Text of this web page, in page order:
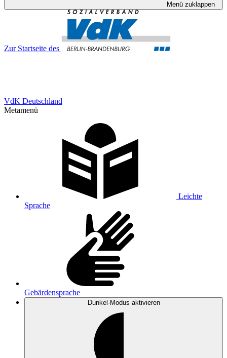
Menü zuklappen
Zur Startseite des
VdK Deutschland
Metamenü
Leichte
Sprache
Gebärdensprache
Dunkel-Modus aktivieren